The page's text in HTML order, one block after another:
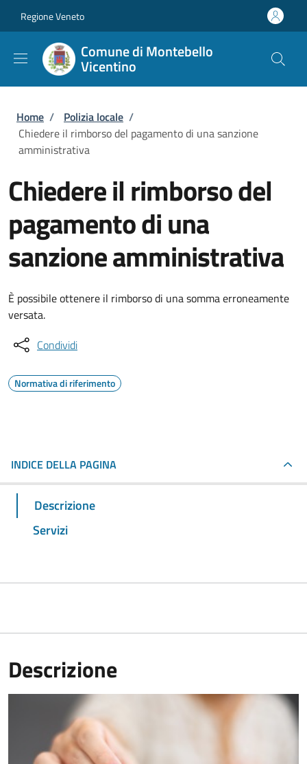
Regione Veneto
Comune di Montebello
Vicentino
Briciole di pane
Home / Polizia locale /
Chiedere il rimborso del pagamento di una sanzione
amministrativa
Chiedere il rimborso del
pagamento di una
sanzione amministrativa
È possibile ottenere il rimborso di una somma erroneamente
versata.
Condividi
Normativa di riferimento
INDICE DELLA PAGINA
Descrizione
Servizi
Descrizione